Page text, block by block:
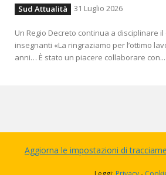
Sud Attualità 31 Luglio 2026
Un Regio Decreto continua a disciplinare
insegnanti «La ringraziamo per l’ottimo
anni… È stato un piacere collaborare con...
Aggiorna le impostazioni di